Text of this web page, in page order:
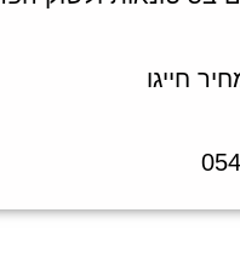
חייגו